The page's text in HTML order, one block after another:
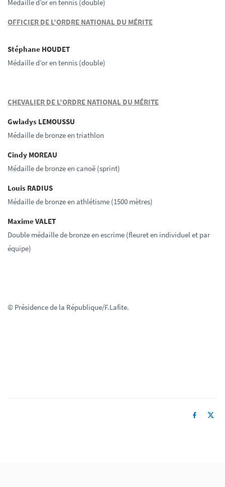
Médaille d’or en tennis (double)
OFFICIER DE L’ORDRE NATIONAL DU MÉRITE
Stéphane HOUDET
Médaille d’or en tennis (double)
CHEVALIER DE L’ORDRE NATIONAL DU MÉRITE
Gwladys LEMOUSSU
Médaille de bronze en triathlon
Cindy MOREAU
Médaille de bronze en canoë (sprint)
Louis RADIUS
Médaille de bronze en athlétisme (1500 mètres)
Maxime VALET
Double médaille de bronze en escrime (fleuret en individuel et par
équipe)
© Présidence de la République/F.Lafite.